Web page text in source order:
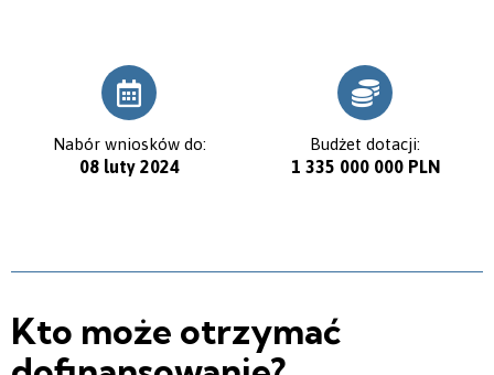
Nabór wniosków do:
08 luty 2024
Budżet dotacji:
1 335 000 000 PLN
Kto może otrzymać